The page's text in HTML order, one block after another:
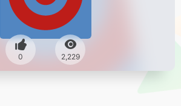
0 2,229